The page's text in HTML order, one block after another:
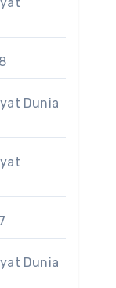
Dunia
Dunia